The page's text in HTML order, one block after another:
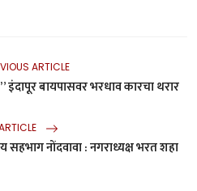
ARTICLE
बायपासवर भरधाव कारचा थरार
सहभाग नोंदवावा : नगराध्यक्ष भरत शहा